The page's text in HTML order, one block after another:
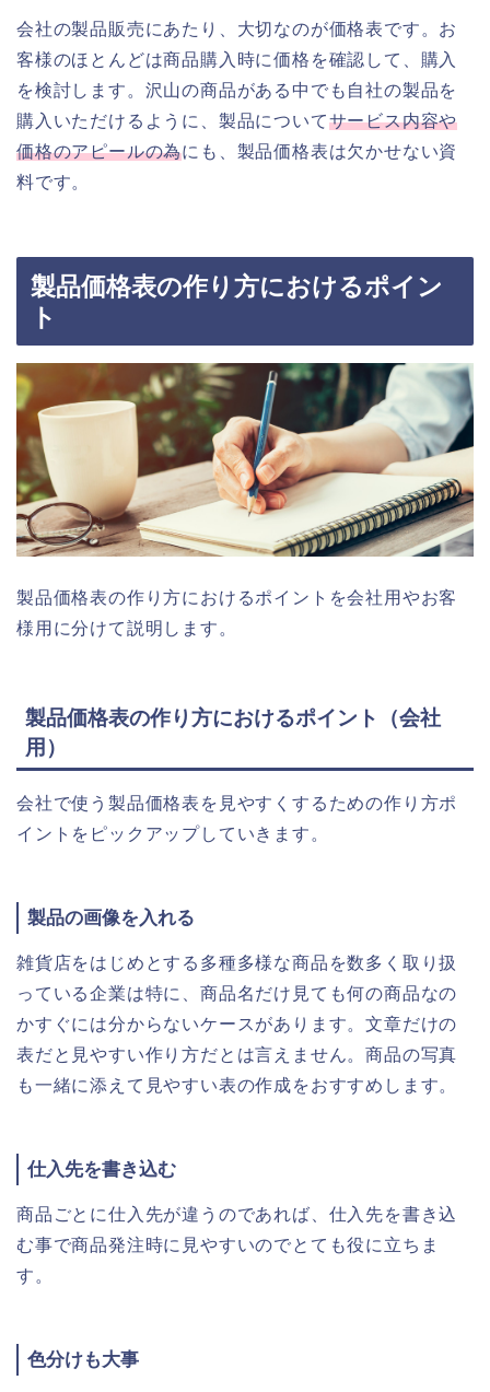
会社の製品販売にあたり、大切なのが価格表です。お
客様のほとんどは商品購入時に価格を確認して、購入
を検討します。沢山の商品がある中でも自社の製品を
購入いただけるように、製品についてサービス内容や
価格のアピールの為にも、製品価格表は欠かせない資
料です。
製品価格表の作り方におけるポイン
ト
製品価格表の作り方におけるポイントを会社用やお客
様用に分けて説明します。
製品価格表の作り方におけるポイント（会社
用）
会社で使う製品価格表を見やすくするための作り方ポ
イントをピックアップしていきます。
製品の画像を入れる
雑貨店をはじめとする多種多様な商品を数多く取り扱
っている企業は特に、商品名だけ見ても何の商品なの
かすぐには分からないケースがあります。文章だけの
表だと見やすい作り方だとは言えません。商品の写真
も一緒に添えて見やすい表の作成をおすすめします。
仕入先を書き込む
商品ごとに仕入先が違うのであれば、仕入先を書き込
む事で商品発注時に見やすいのでとても役に立ちま
す。
色分けも大事